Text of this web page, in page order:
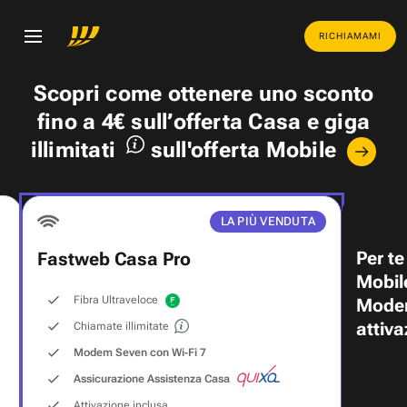
RICHIAMAMI
Scopri come ottenere uno sconto
fino a 4€ sull’offerta Casa egiga
illimitati
sull'offerta Mobile
LA PIÙ VENDUTA
Fastweb Casa Pro
Fibra Ultraveloce
Chiamate illimitate
Modem Seven con Wi‑Fi 7
Assicurazione Assistenza Casa
Per